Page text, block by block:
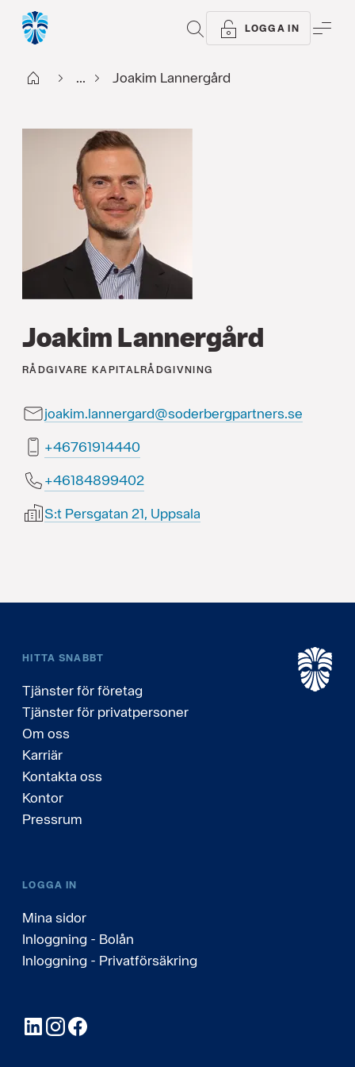
SÖK LOGGA IN
Start ... Joakim Lannergård
Joakim Lannergård
RÅDGIVARE KAPITALRÅDGIVNING
joakim.lannergard@soderbergpartners.se
04441916764+
20499848164+
S:t Persgatan 21, Uppsala
HITTA SNABBT
Tjänster för företag
Tjänster för privatpersoner
Om oss
Karriär
Kontakta oss
Kontor
Pressrum
LOGGA IN
Mina sidor
Inloggning - Bolån
Inloggning - Privatförsäkring
LinkedInInstagram